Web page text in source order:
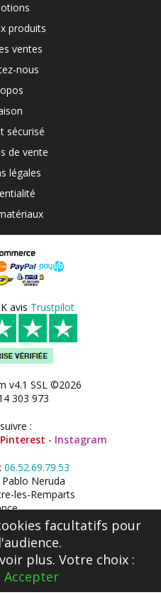
produits
ventes
nous
sécurisé
de vente
légales
avis Trustpilot
v4.1 SSL ©2026
303 973
:
Pinterest - Instagram
06.52.69.79.53
Neruda
les-Remparts
facultatifs pour
plus. Votre choix :
Accepter